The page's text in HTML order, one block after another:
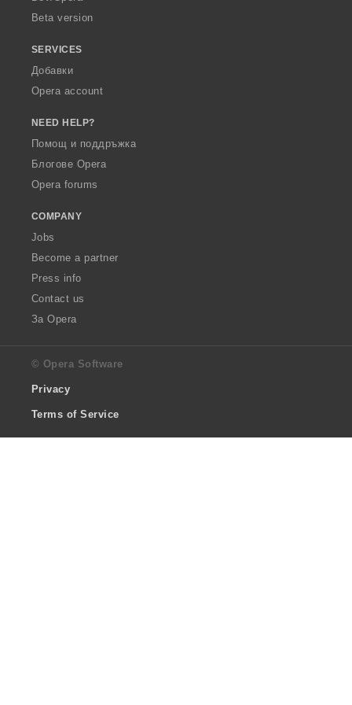
Beta version
SERVICES
Добавки
Opera account
NEED HELP?
Помощ и поддръжка
Блогове Opera
Opera forums
COMPANY
Jobs
Become a partner
Press info
Contact us
За Opera
© Opera Software
Privacy
Terms of Service